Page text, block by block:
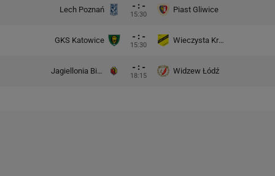
Lech Poznań - : -
15:30
Piast Gliwice
GKS Katowice - : -
15:30
Wieczysta Kraków
Jagiellonia Białystok - : -
18:15
Widzew Łódź